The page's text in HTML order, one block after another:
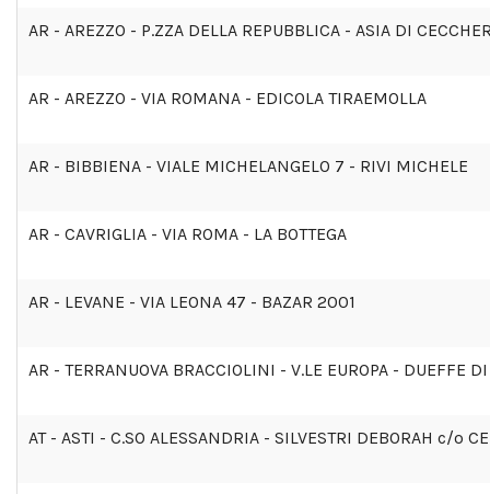
AR - AREZZO - P.ZZA DELLA REPUBBLICA - ASIA DI
AR - AREZZO - VIA ROMANA - EDICOLA TIRAEMOLLA
AR - BIBBIENA - VIALE MICHELANGELO 7 - RIVI MICHELE
AR - CAVRIGLIA - VIA ROMA - LA BOTTEGA
AR - LEVANE - VIA LEONA 47 - BAZAR 2001
AR - TERRANUOVA BRACCIOLINI - V.LE EUROPA - DUEFFE
AT - ASTI - C.SO ALESSANDRIA - SILVESTRI DEBORAH c/o